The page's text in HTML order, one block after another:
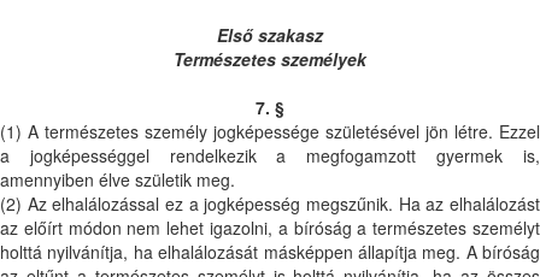
Első szakasz
Természetes személyek
7. §
(1) A természetes személy jogképessége születésével jön létre. Ezzel
a jogképességgel rendelkezik a megfogamzott gyermek is,
amennyiben élve születik meg.
(2) Az elhalálozással ez a jogképesség megszűnik. Ha az elhalálozást
az előírt módon nem lehet igazolni, a bíróság a természetes személyt
holttá nyilvánítja, ha elhalálozását másképpen állapítja meg. A bíróság